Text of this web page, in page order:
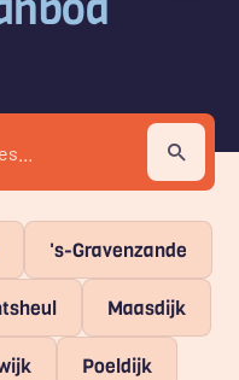
's-Gravenzande
Maasdijk
Poeldijk